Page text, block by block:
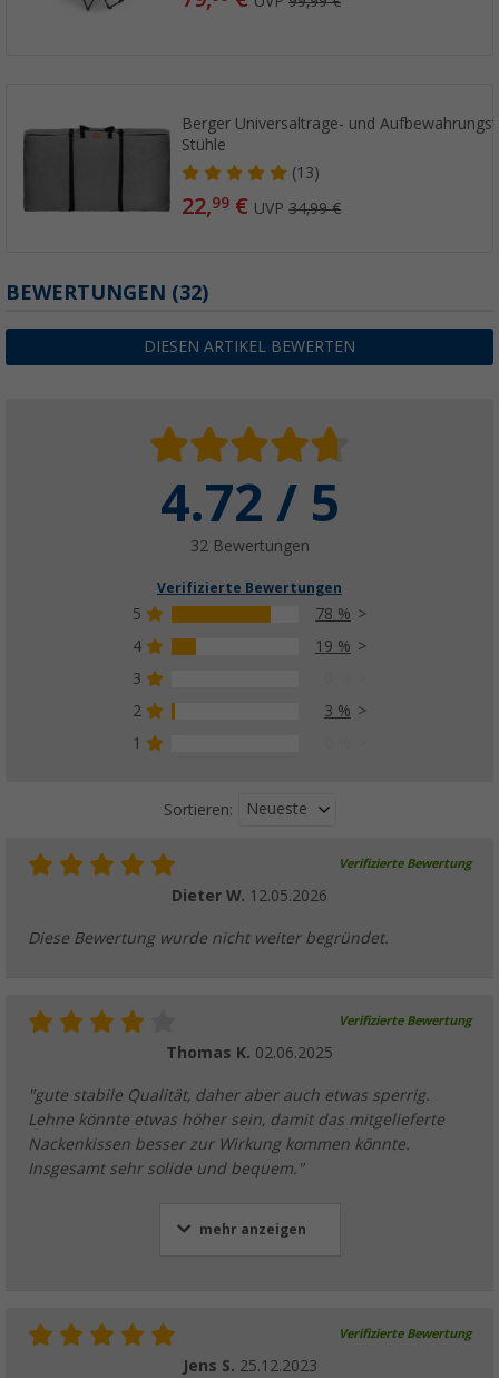
Berger Universaltrage- und
Stühle
(13)
22,99 € UVP34,99 €
BEWERTUNGEN (32)
DIESEN ARTIKEL BEWERTEN
4.72 / 5
32 Bewertungen
Verifizierte Bewertungen
5
78 %
4
19 %
3
2
3 %
1
Sortieren: Neueste
Verifizierte Bewertung
Dieter W. 12.05.2026
Diese Bewertung wurde nicht weiter begründet.
Verifizierte Bewertung
Thomas K. 02.06.2025
"gute stabile Qualität, daher aber auch etwas sperrig.
Lehne könnte etwas höher sein, damit das mitgelieferte
Nackenkissen besser zur Wirkung kommen könnte.
Insgesamt sehr solide und bequem."
mehr anzeigen
Verifizierte Bewertung
Jens S. 25.12.2023